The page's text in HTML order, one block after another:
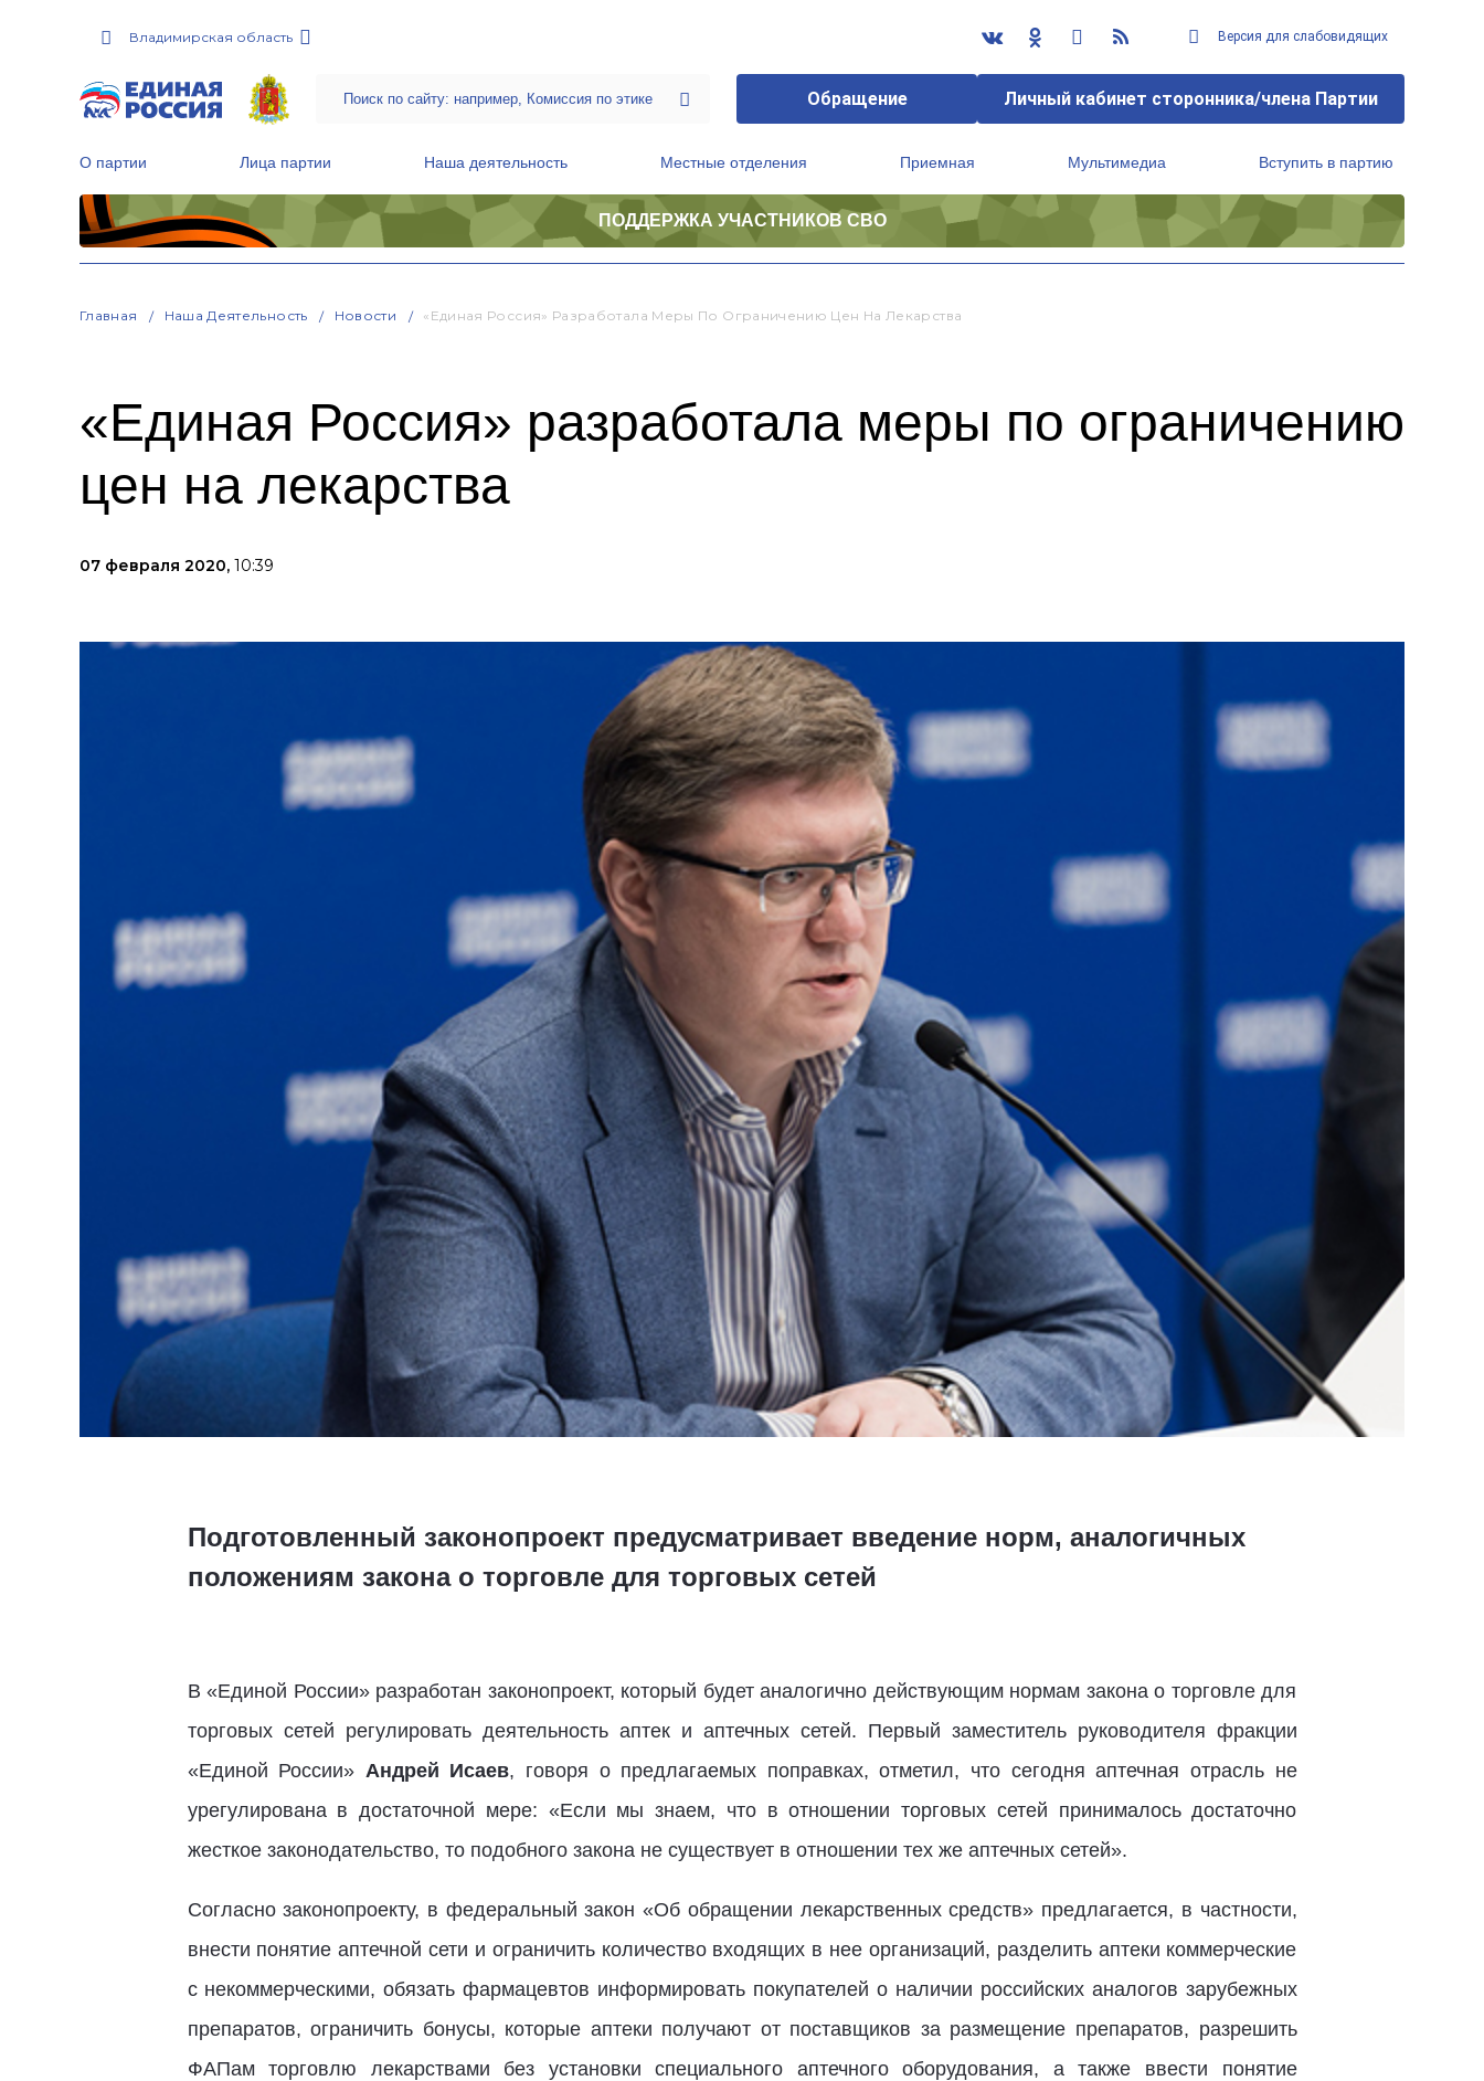
Владимирская область Версия для слабовидящих
Обращение Личный кабинет сторонника/члена Партии
О партии Лица партии Наша деятельность Местные отделения Приемная Мультимедиа Вступить в партию
ПОДДЕРЖКА УЧАСТНИКОВ СВО
Главная Наша Деятельность Новости «Единая Россия» Разработала Меры По Ограничению Цен На Лекарства
«Единая Россия» разработала меры по ограничению
цен на лекарства
07 февраля 2020, 10:39
Подготовленный законопроект предусматривает введение норм, аналогичных
положениям закона о торговле для торговых сетей
В «Единой России» разработан законопроект, который будет аналогично действующим нормам закона о торговле для
торговых сетей регулировать деятельность аптек и аптечных сетей. Первый заместитель руководителя фракции
«Единой России» Андрей Исаев, говоря о предлагаемых поправках, отметил, что сегодня аптечная отрасль не
урегулирована в достаточной мере: «Если мы знаем, что в отношении торговых сетей принималось достаточно
жесткое законодательство, то подобного закона не существует в отношении тех же аптечных сетей».
Согласно законопроекту, в федеральный закон «Об обращении лекарственных средств» предлагается, в частности,
внести понятие аптечной сети и ограничить количество входящих в нее организаций, разделить аптеки коммерческие
с некоммерческими, обязать фармацевтов информировать покупателей о наличии российских аналогов зарубежных
препаратов, ограничить бонусы, которые аптеки получают от поставщиков за размещение препаратов, разрешить
ФАПам торговлю лекарствами без установки специального аптечного оборудования, а также ввести понятие